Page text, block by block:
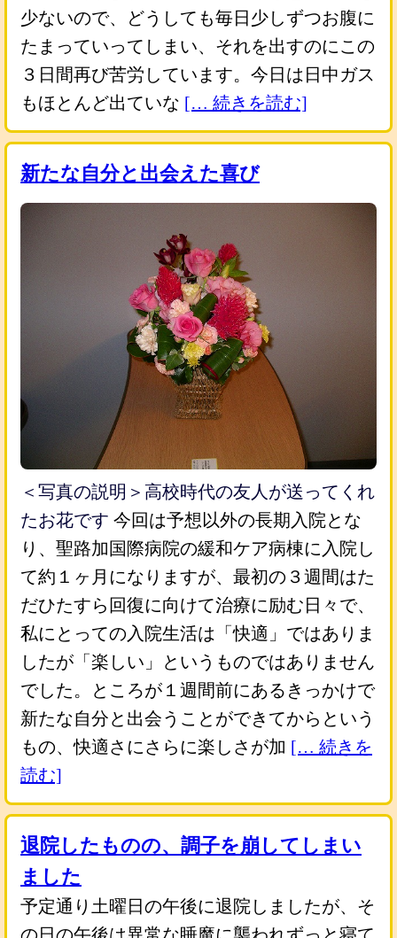
少ないので、どうしても毎日少しずつお腹に
たまっていってしまい、それを出すのにこの
３日間再び苦労しています。今日は日中ガス
もほとんど出ていな [… 続きを読む]
新たな自分と出会えた喜び
＜写真の説明＞高校時代の友人が送ってくれ
たお花です 今回は予想以外の長期入院とな
り、聖路加国際病院の緩和ケア病棟に入院し
て約１ヶ月になりますが、最初の３週間はた
だひたすら回復に向けて治療に励む日々で、
私にとっての入院生活は「快適」ではありま
したが「楽しい」というものではありません
でした。ところが１週間前にあるきっかけで
新たな自分と出会うことができてからという
もの、快適さにさらに楽しさが加 [… 続きを
読む]
退院したものの、調子を崩してしまい
ました
予定通り土曜日の午後に退院しましたが、そ